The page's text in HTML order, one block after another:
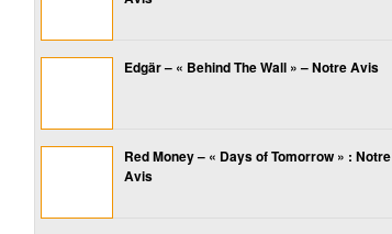
Edgär – « Behind The Wall » – Notre Avis
Red Money – « Days of Tomorrow » : Notre
Avis